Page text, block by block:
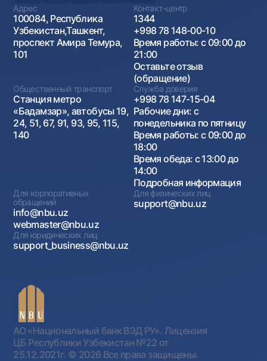
Адрес
100084, Республика
Узбекистан,Ташкент,
проспект Амира Темура,
101
Контакт-центр
1344
+998 78 148-00-10
Время работы: с 09:00 до
21:00
Оставьте отзыв
(обращение)
Общественный транспорт
Станция метро
«Бадамзар», автобусы 19,
24, 51, 67, 91, 93, 95, 115,
140
Служба доверия
+998 78 147-15-04
Рабочие дни: с
понедельника по пятницу
Время работы: с 09:00 до
18:00
Время обеда: с 13:00 до
14:00
Подробная информация
Для корпоративных
обращений
info@nbu.uz
webmaster@nbu.uz
Для физических лиц
support@nbu.uz
Для юридических лиц
support_business@nbu.uz
АО «Национальный банк ВЭД РУ». Лицензия
ЦБ Республики Узбекистан №22 от
25.12.2021г. © 2026 Все права защищены.